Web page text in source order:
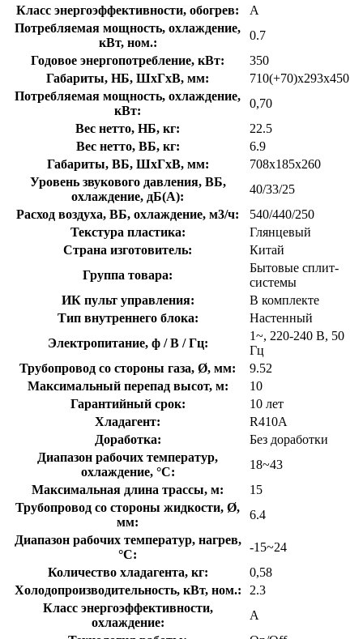
Класс энергоэффективности, обогрев:
A
Потребляемая мощность, охлаждение,
кВт, ном.:
0.7
Годовое энергопотребление, кВт:
350
Габариты, НБ, ШхГхВ, мм:
710(+70)x293x450
Потребляемая мощность, охлаждение,
кВт:
0,70
Вес нетто, НБ, кг:
22.5
Вес нетто, ВБ, кг:
6.9
Габариты, ВБ, ШхГхВ, мм:
708x185x260
Уровень звукового давления, ВБ,
охлаждение, дБ(А):
40/33/25
Расход воздуха, ВБ, охлаждение, м3/ч:
540/440/250
Текстура пластика:
Глянцевый
Страна изготовитель:
Китай
Группа товара:
Бытовые сплит-
системы
ИК пульт управления:
В комплекте
Тип внутреннего блока:
Настенный
Электропитание, ф / В / Гц:
1~, 220-240 В, 50
Гц
Трубопровод со стороны газа, Ø, мм:
9.52
Максимальный перепад высот, м:
10
Гарантийный срок:
10 лет
Хладагент:
R410A
Доработка:
Без доработки
Диапазон рабочих температур,
охлаждение, °C:
18~43
Максимальная длина трассы, м:
15
Трубопровод со стороны жидкости, Ø,
мм:
6.4
Диапазон рабочих температур, нагрев,
°C:
-15~24
Количество хладагента, кг:
0,58
Холодопроизводительность, кВт, ном.:
2.3
Класс энергоэффективности,
охлаждение:
A